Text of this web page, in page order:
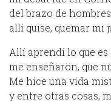
del brazo de
allí quise, quemar mi
Allí aprendí lo que es
me enseñaron, que
Me hice una vida
y entre otras cosas,